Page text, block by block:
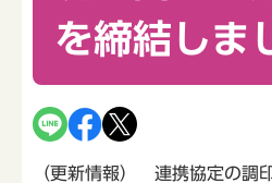
を締結しま
（更新情報） 連携協定の調